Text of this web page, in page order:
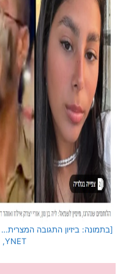
[בתמונה: ביזיון התגובה
YNET, לחצו כאן]